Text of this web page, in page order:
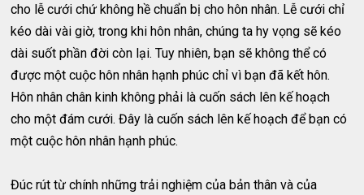
cho lễ cưới chứ không hề chuẩn bị cho hôn nhân. Lễ cưới chỉ
kéo dài vài giờ, trong khi hôn nhân, chúng ta hy vọng sẽ kéo
dài suốt phần đời còn lại. Tuy nhiên, bạn sẽ không thể có
được một cuộc hôn nhân hạnh phúc chỉ vì bạn đã kết hôn.
Hôn nhân chân kinh không phải là cuốn sách lên kế hoạch
cho một đám cưới. Đây là cuốn sách lên kế hoạch để bạn có
một cuộc hôn nhân hạnh phúc.
Đúc rút từ chính những trải nghiệm của bản thân và của